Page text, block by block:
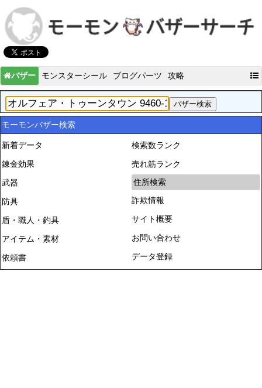
バザー モンスターシール ブログパーツ 攻略
モーモンバザー検索
新着データ
錬金効果
武器
防具
盾・職人・釣具
アイテム・素材
依頼書
検索数ランク
売れ筋ランク
住所検索
詐欺情報
サイト概要
お問い合わせ
データ登録